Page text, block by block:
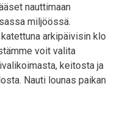
nauttimaan
miljöössä.
arkipäivisin klo
voit valita
keitosta ja
Nauti lounas paikan